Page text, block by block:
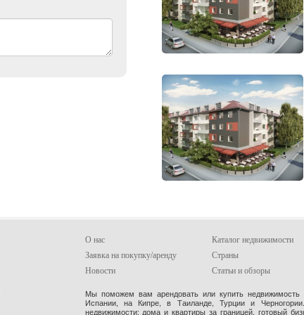
О нас Каталог недвижимости
Заявка на покупку/аренду
Страны
Новости
Статьи и обзоры
Мы поможем вам арендовать или купить
Испании, на Кипре, в Таиланде, Турции и
недвижимости: дома и квартиры за границей, готовый